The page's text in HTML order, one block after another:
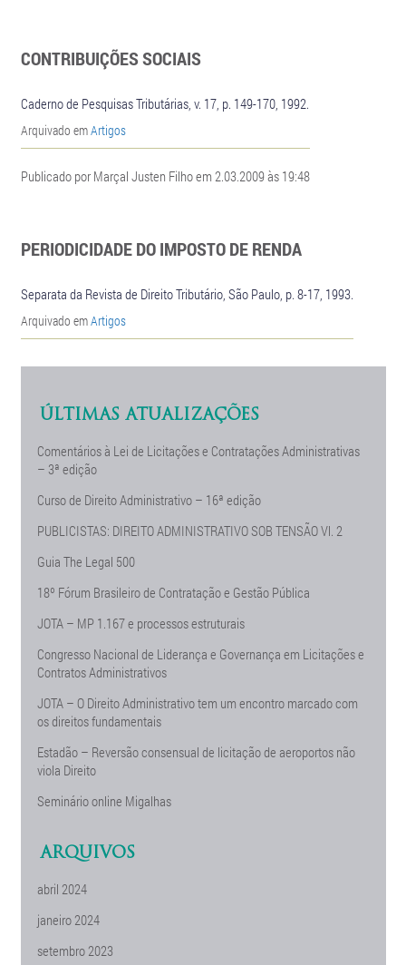
CONTRIBUIÇÕES SOCIAIS
Caderno de Pesquisas Tributárias, v. 17, p. 149-170, 1992.
Arquivado emArtigos
Publicado por Marçal Justen Filho em 2.03.2009 às 19:48
PERIODICIDADE DO IMPOSTO DE RENDA
Separata da Revista de Direito Tributário, São Paulo, p. 8-17, 1993.
Arquivado emArtigos
ÚLTIMAS ATUALIZAÇÕES
Comentários à Lei de Licitações e Contratações Administrativas
– 3ª edição
Curso de Direito Administrativo – 16ª edição
PUBLICISTAS: DIREITO ADMINISTRATIVO SOB TENSÃO Vl. 2
Guia The Legal 500
18º Fórum Brasileiro de Contratação e Gestão Pública
JOTA – MP 1.167 e processos estruturais
Congresso Nacional de Liderança e Governança em Licitações e
Contratos Administrativos
JOTA – O Direito Administrativo tem um encontro marcado com
os direitos fundamentais
Estadão – Reversão consensual de licitação de aeroportos não
viola Direito
Seminário online Migalhas
ARQUIVOS
abril 2024
janeiro 2024
setembro 2023